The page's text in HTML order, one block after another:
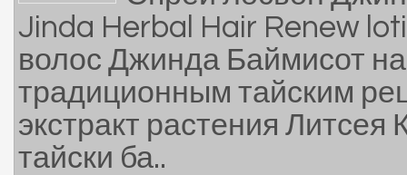
Jinda Herbal Hair Renew
волос Джинда Баймисот
традиционным тайским
экстракт растения
тайски ба..